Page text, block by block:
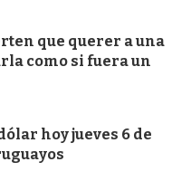
que querer a una
como si fuera un
hoy jueves 6 de